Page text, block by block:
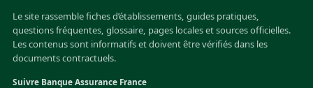
Le site rassemble fiches d’établissements, guides pratiques,
questions fréquentes, glossaire, pages locales et sources officielles.
Les contenus sont informatifs et doivent être vérifiés dans les
documents contractuels.
Suivre Banque Assurance France